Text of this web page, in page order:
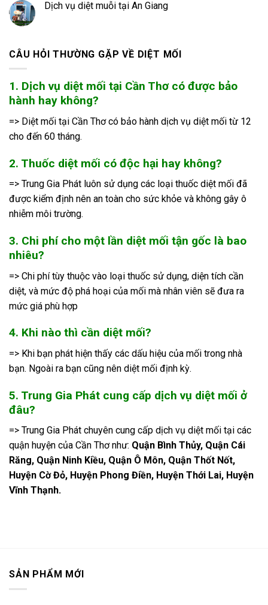
Dịch vụ diệt muỗi tại An Giang
CÂU HỎI THƯỜNG GẶP VỀ DIỆT MỐI
1. Dịch vụ diệt mối tại Cần Thơ có được bảo
hành hay không?
=> Diệt mối tại Cần Thơ có bảo hành dịch vụ diệt mối từ 12
cho đến 60 tháng.
2. Thuốc diệt mối có độc hại hay không?
=> Trung Gia Phát luôn sử dụng các loại thuốc diệt mối đã
được kiểm định nên an toàn cho sức khỏe và không gây ô
nhiễm môi trường.
3. Chi phí cho một lần diệt mối tận gốc là bao
nhiêu?
=> Chi phí tùy thuộc vào loại thuốc sử dụng, diện tích cần
diệt, và mức độ phá hoại của mối mà nhân viên sẽ đưa ra
mức giá phù hợp
4. Khi nào thì cần diệt mối?
=> Khi bạn phát hiện thấy các dấu hiệu của mối trong nhà
bạn. Ngoài ra bạn cũng nên diệt mối định kỳ.
5. Trung Gia Phát cung cấp dịch vụ diệt mối ở
đâu?
=> Trung Gia Phát chuyên cung cấp dịch vụ diệt mối tại các
quận huyện của Cần Thơ như: Quận Bình Thủy, Quận Cái
Răng, Quận Ninh Kiều, Quận Ô Môn, Quận Thốt Nốt,
Huyện Cờ Đỏ, Huyện Phong Điền, Huyện Thới Lai, Huyện
Vĩnh Thạnh.
SẢN PHẨM MỚI